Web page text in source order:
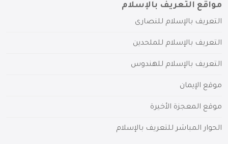
مواقع التعريف بالإسلام
التعريف بالإسلام للنصارى
التعريف بالإسلام للملحدين
التعريف بالإسلام للهندوس
موقع الإيمان
موقع المعجزة الأخيرة
الحوار المباشر للتعريف بالإسلام